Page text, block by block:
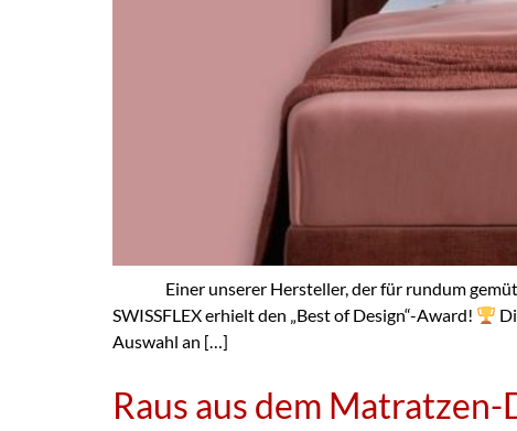
Einer unserer Hersteller, der für rundum
SWISSFLEX erhielt den „Best of Design“-Award!
Auswahl an […]
Raus aus dem